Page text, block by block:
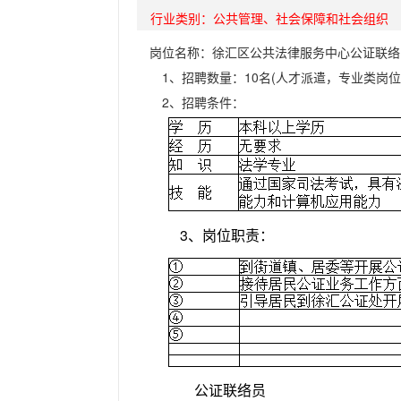
行业类别： 公共管理、社会保障和社会组织
岗位名称：徐汇区公共法律服务中心公证联
1、招聘数量：10名(人才派遣，专业类岗
2、招聘条件：
3、岗位职责：
公证联络员